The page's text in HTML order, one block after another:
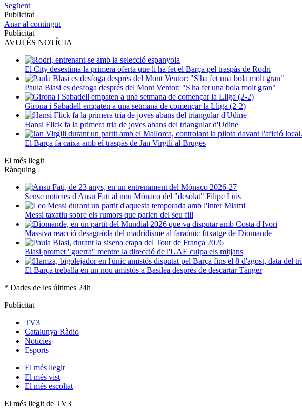
Següent
Publicitat
Anar al contingut
Publicitat
AVUI ÉS NOTÍCIA
El City desestima la primera oferta que li ha fet el Barça pel traspàs de Rodri
Paula Blasi es desfoga després del Mont Ventor: "S'ha fet una bola molt gran"
Girona i Sabadell empaten a una setmana de començar la Lliga (2-2)
Hansi Flick fa la primera tria de joves abans del triangular d'Udine
El Barça fa caixa amb el traspàs de Jan Virgili al Bruges
El més llegit
Rànquing
Sense notícies d'Ansu Fati al nou Mònaco del "desolat" Filipe Luís
Messi taxatiu sobre els rumors que parlen del seu fill
Massiva reacció desagraïda del madridisme al faraònic fitxatge de Diomande
Blasi promet "guerra" mentre la direcció de l'UAE culpa els mitjans
El Barça treballa en un nou amistós a Basilea després de descartar Tànger
* Dades de les últimes 24h
Publicitat
TV3
Catalunya Ràdio
Notícies
Esports
El més llegit
El més vist
El més escoltat
El més llegit de TV3